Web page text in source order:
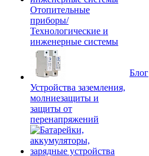
Отопительные
приборы/
Технологические и
инженерные системы
Устройства заземления,
молниезащиты и
защиты от
перенапряжений
Блог